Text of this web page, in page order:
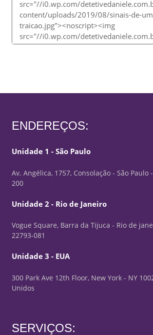
ENDEREÇOS:
Unidade 1 - São Paulo
Av. Angélica, 1757, Consolação - São Paulo
200
Unidade 2 - Rio de Janeiro
Vogue Square, Barra da Tijuca - Rio de
22793-081
Unidade 3 - EUA
300 Park Ave 12th Floor, New York - NY
Unidos
SERVIÇOS: